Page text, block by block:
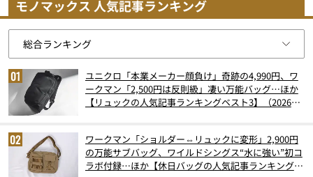
モノマックス 人気記事ランキング
ユニクロ「本業メーカー顔負け」奇跡の4,990円、ワ
ークマン「2,500円は反則級」凄い万能バッグ…ほか
【リュックの人気記事ランキングベスト3】（2026年
ワークマン「ショルダー⇔リュックに変形」2,900円
の万能サブバッグ、ワイルドシングス“水に強い”初コ
ラボ付録…ほか【休日バッグの人気記事ランキングベ